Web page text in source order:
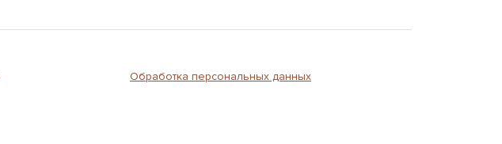
Обработка персональных данных